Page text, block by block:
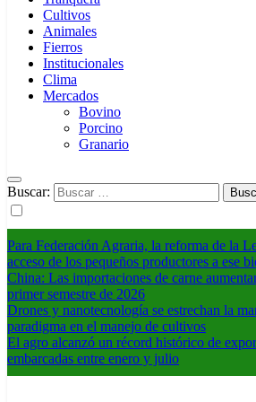
Cultivos
Animales
Fierros
Institucionales
Clima
Mercados
Bovino
Porcino
Granario
Buscar:
Para Federación Agraria, la reforma de la
acceso de los pequeños productores a ese
China: Las importaciones de carne
primer semestre de 2026
Drones y nanotecnología se estrechan la
paradigma en el manejo de cultivos
El agro alcanzó un récord histórico de
embarcadas entre enero y julio